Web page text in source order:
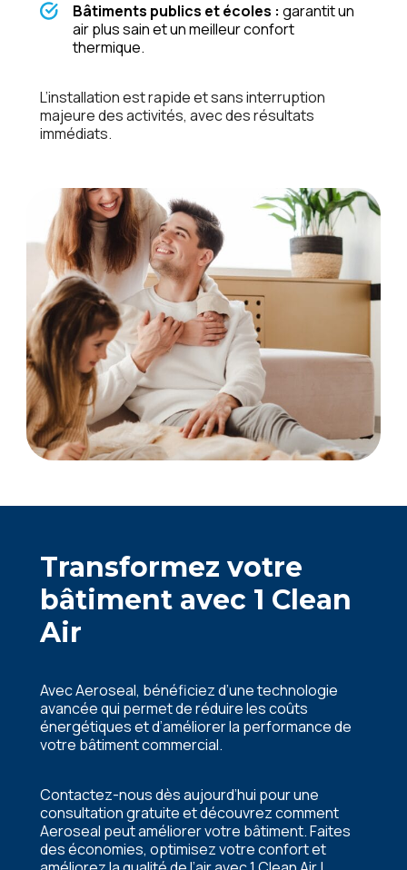
Bâtiments publics et écoles : garantit un
air plus sain et un meilleur confort
thermique.
L’installation est rapide et sans interruption
majeure des activités, avec des résultats
immédiats.
Transformez votre
bâtiment avec 1 Clean
Air
Avec Aeroseal, bénéficiez d’une technologie
avancée qui permet de réduire les coûts
énergétiques et d’améliorer la performance de
votre bâtiment commercial.
Contactez-nous dès aujourd’hui pour une
consultation gratuite et découvrez comment
Aeroseal peut améliorer votre bâtiment. Faites
des économies, optimisez votre confort et